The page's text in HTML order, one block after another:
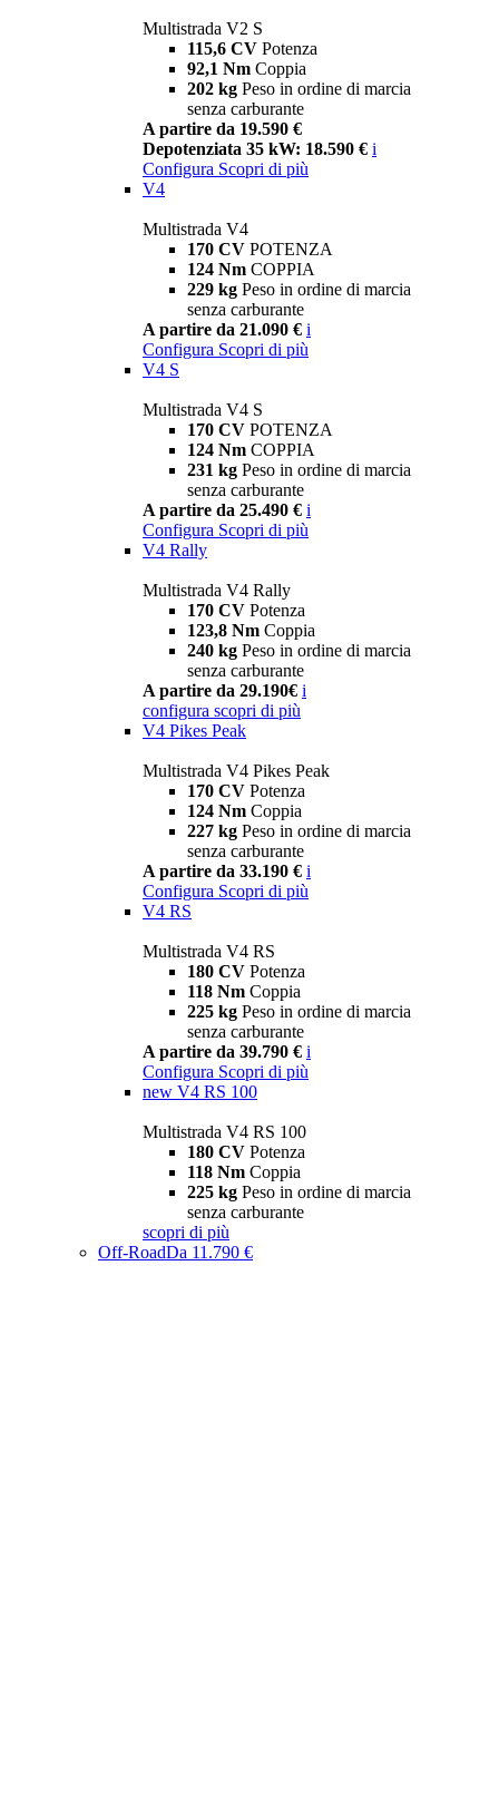
Multistrada V2 S
115,6 CV Potenza
92,1 Nm Coppia
202 kg Peso in ordine di marcia
senza carburante
A partire da 19.590 €
Depotenziata 35 kW: 18.590 € i
Configura Scopri di più
V4
Multistrada V4
170 CV POTENZA
124 Nm COPPIA
229 kg Peso in ordine di marcia
senza carburante
A partire da 21.090 € i
Configura Scopri di più
V4 S
Multistrada V4 S
170 CV POTENZA
124 Nm COPPIA
231 kg Peso in ordine di marcia
senza carburante
A partire da 25.490 € i
Configura Scopri di più
V4 Rally
Multistrada V4 Rally
170 CV Potenza
123,8 Nm Coppia
240 kg Peso in ordine di marcia
senza carburante
A partire da 29.190€ i
configura scopri di più
V4 Pikes Peak
Multistrada V4 Pikes Peak
170 CV Potenza
124 Nm Coppia
227 kg Peso in ordine di marcia
senza carburante
A partire da 33.190 € i
Configura Scopri di più
V4 RS
Multistrada V4 RS
180 CV Potenza
118 Nm Coppia
225 kg Peso in ordine di marcia
senza carburante
A partire da 39.790 € i
Configura Scopri di più
new V4 RS 100
Multistrada V4 RS 100
180 CV Potenza
118 Nm Coppia
225 kg Peso in ordine di marcia
senza carburante
scopri di più
Off-RoadDa 11.790 €